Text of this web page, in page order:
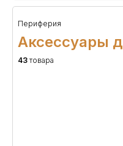
Периферия
Аксессуары
43 товара